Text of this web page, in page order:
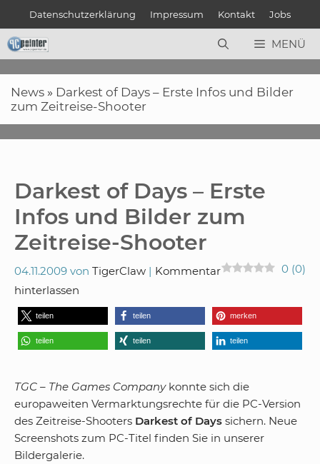
springen
Datenschutzerklärung Impressum Kontakt Jobs
MENÜ
News » Darkest of Days – Erste Infos und Bilder
zum Zeitreise-Shooter
Darkest of Days – Erste
Infos und Bilder zum
Zeitreise-Shooter
04.11.2009 von TigerClaw 0 (0)
Kommentar
hinterlassen
teilen teilen merken
teilen teilen teilen
TGC – The Games Company konnte sich die
europaweiten Vermarktungsrechte für die PC-Version
des Zeitreise-Shooters Darkest of Days sichern. Neue
Screenshots zum PC-Titel finden Sie in unserer
Bildergalerie.